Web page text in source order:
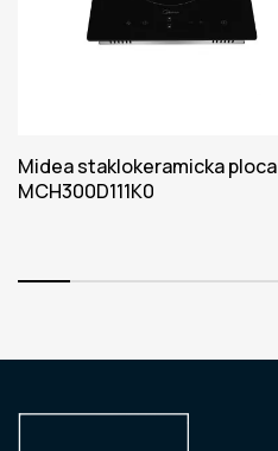
Midea staklokeramicka ploca
MCH300D111K0